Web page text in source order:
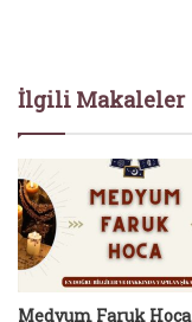
İlgili Makaleler
Medyum Faruk Hoca